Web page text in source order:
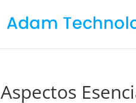
Aspectos